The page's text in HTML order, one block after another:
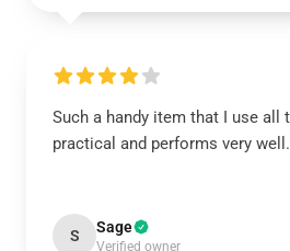
Such a handy item that I use all
practical and performs very well.
S Sage
Verified owner